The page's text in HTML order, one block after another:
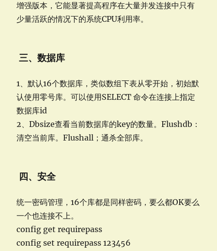
增强版本，它能显著提高程序在大量并发连接中只有
少量活跃的情况下的系统CPU利用率。
三、数据库
1、默认16个数据库，类似数组下表从零开始，初始默
认使用零号库。可以使用SELECT 命令在连接上指定
数据库id
2、Dbsize查看当前数据库的key的数量。Flushdb：
清空当前库。Flushall；通杀全部库。
四、安全
统一密码管理，16个库都是同样密码，要么都OK要么
一个也连接不上。
config get requirepass
config set requirepass 123456